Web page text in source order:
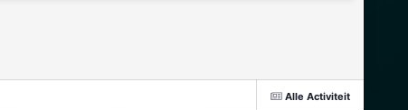
Alle Activiteit